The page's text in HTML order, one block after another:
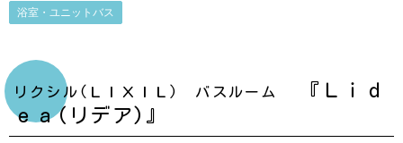
浴室・ユニットバス
リクシル(ＬＩＸＩＬ) バスルーム
『Ｌｉｄ
ｅａ(リデア)』